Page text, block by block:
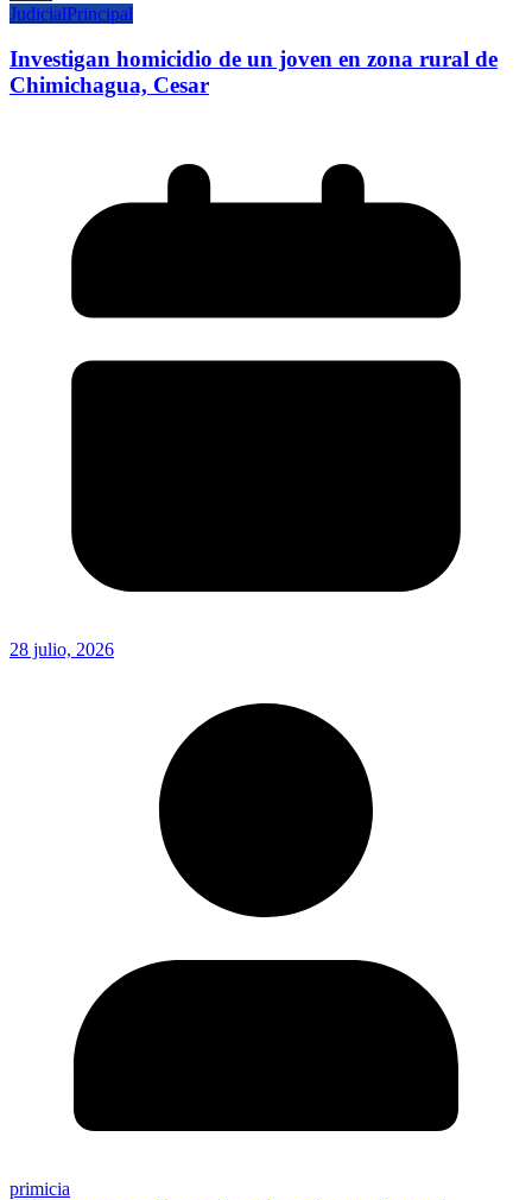
JudicialPrincipal
Investigan homicidio de un joven en zona rural de
Chimichagua, Cesar
28 julio, 2026
primicia